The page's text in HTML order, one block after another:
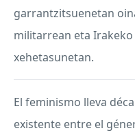
garrantzitsuenetan
militarrean eta
xehetasunetan.
El feminismo lleva
existente entre el